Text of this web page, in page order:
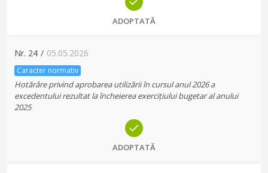
ADOPTATĂ
Nr. 24 / 05.05.2026
Caracter normativ
Hotărâre privind aprobarea utilizării în cursul anul 2026 a
excedentului rezultat la încheierea exercițiului bugetar al anului
2025
ADOPTATĂ